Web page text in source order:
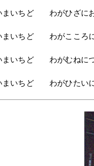
まいちど わがひざにお
まいちど わがこころに
まいちど わがむねにつ
まいちど わがひた